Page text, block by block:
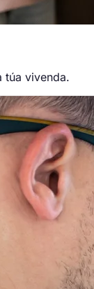
túa vivenda.